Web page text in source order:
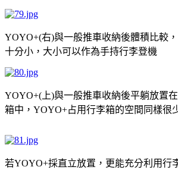
YOYO+(右)與一般推車收納後體積比較，
十分小，大小可以作為手持行李登機
YOYO+(上)與一般推車收納後平躺放置
箱中， YOYO+占用行李箱的空間同樣很
若YOYO+採直立放置，更能充分利用行